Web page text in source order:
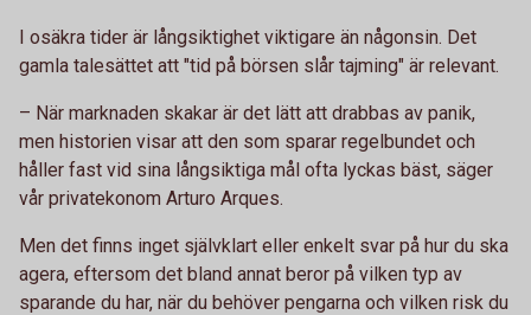
I osäkra tider är långsiktighet viktigare än någonsin. Det
gamla talesättet att "tid på börsen slår tajming" är relevant.
– När marknaden skakar är det lätt att drabbas av panik,
men historien visar att den som sparar regelbundet och
håller fast vid sina långsiktiga mål ofta lyckas bäst, säger
vår privatekonom Arturo Arques.
Men det finns inget självklart eller enkelt svar på hur du ska
agera, eftersom det bland annat beror på vilken typ av
sparande du har, när du behöver pengarna och vilken risk du